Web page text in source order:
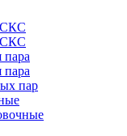
СКС
СКС
пара
пара
пар